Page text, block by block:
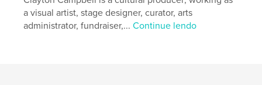
a visual artist, stage designer, curator, arts
administrator, fundraiser,...Continue lendo